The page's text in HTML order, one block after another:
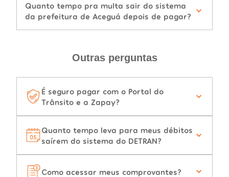
Quanto tempo pra multa sair do sistema
da prefeitura de Aceguá depois de pagar?
Outras perguntas
É seguro pagar com o Portal do
Trânsito e a Zapay?
Quanto tempo leva para meus débitos
saírem do sistema do DETRAN?
Como acessar meus comprovantes?